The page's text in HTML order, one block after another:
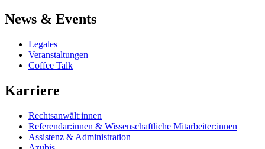
News & Events
Legales
Veranstaltungen
Coffee Talk
Karriere
Rechtsanwält:innen
Referendar:innen & Wissenschaftliche Mitarbeiter:innen
Assistenz & Administration